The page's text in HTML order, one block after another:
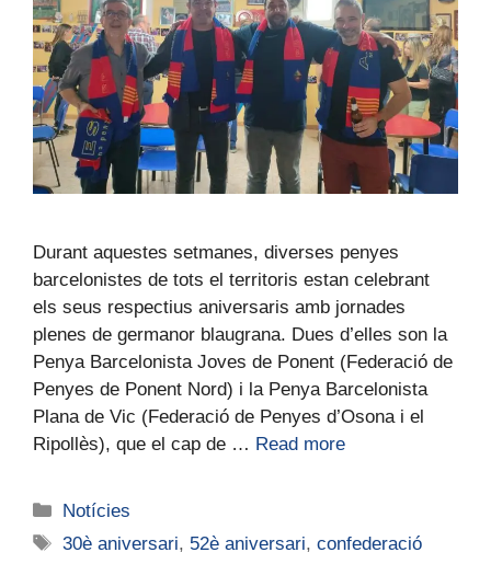
Durant aquestes setmanes, diverses penyes
barcelonistes de tots el territoris estan celebrant
els seus respectius aniversaris amb jornades
plenes de germanor blaugrana. Dues d’elles son la
Penya Barcelonista Joves de Ponent (Federació de
Penyes de Ponent Nord) i la Penya Barcelonista
Plana de Vic (Federació de Penyes d’Osona i el
Ripollès), que el cap de … Read more
Notícies
30è aniversari, 52è aniversari,confederació